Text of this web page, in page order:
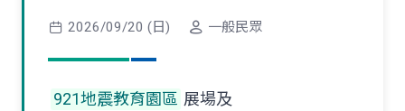
2026/09/20 (日) 一般民眾
921地震教育園區 展場及